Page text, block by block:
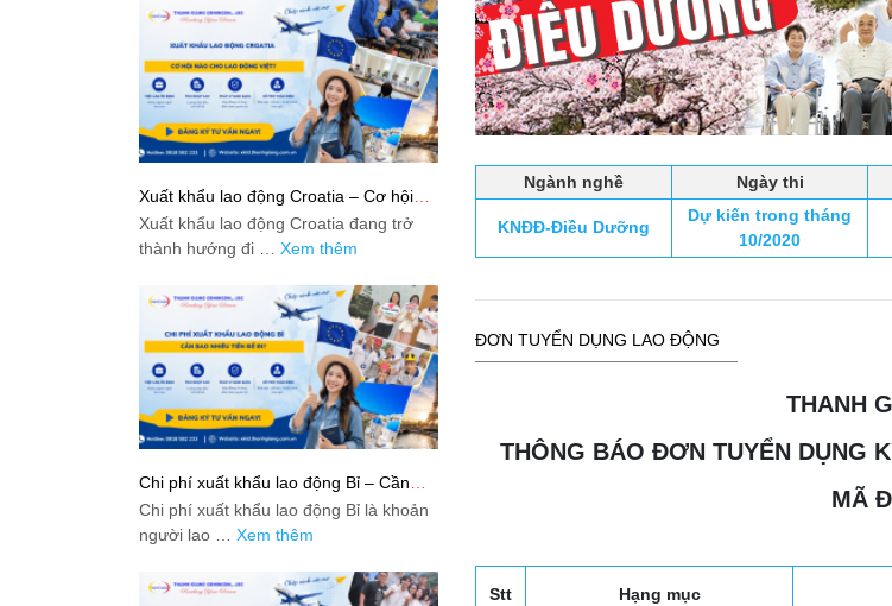
Ngành nghề Ngày thi
KNĐĐ-Điều Dưỡng
Dự kiến trong tháng
10/2020
ĐƠN TUYỂN DỤNG LAO ĐỘNG
THANH
THÔNG BÁO ĐƠN TUYỂN DỤNG
MÃ
Stt Hạng mục
Xuất khẩu lao động Croatia – Cơ hội
nào cho lao động Việt?
Xuất khẩu lao động Croatia đang trở
thành hướng đi … Xem thêm
Chi phí xuất khẩu lao động Bỉ – Cần
bao nhiêu tiền để đi?
Chi phí xuất khẩu lao động Bỉ là khoản
người lao … Xem thêm